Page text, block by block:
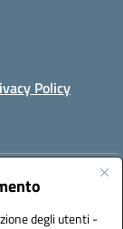
degli utenti -
Policy